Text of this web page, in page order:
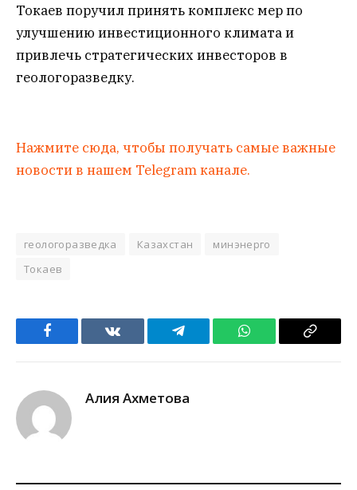
Токаев поручил принять комплекс мер по
улучшению инвестиционного климата и
привлечь стратегических инвесторов в
геологоразведку.
Нажмите сюда, чтобы получать самые важные
новости в нашем Telegram канале.
геологоразведка Казахстан
минэнерго
Токаев
Facebook VKontakteTelegram WhatsApp Copy
Алия Ахметова